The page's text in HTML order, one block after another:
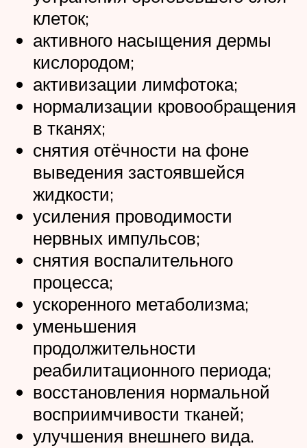
клеток;
активного насыщения дермы
кислородом;
активизации лимфотока;
нормализации кровообращения
в тканях;
снятия отёчности на фоне
выведения застоявшейся
жидкости;
усиления проводимости
нервных импульсов;
снятия воспалительного
процесса;
ускоренного метаболизма;
уменьшения
продолжительности
реабилитационного периода;
восстановления нормальной
восприимчивости тканей;
улучшения внешнего вида.